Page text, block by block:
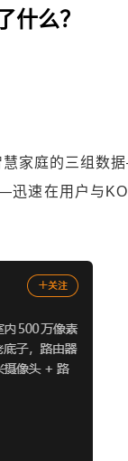
什么？
慧家庭的三组数
迅速在用户与